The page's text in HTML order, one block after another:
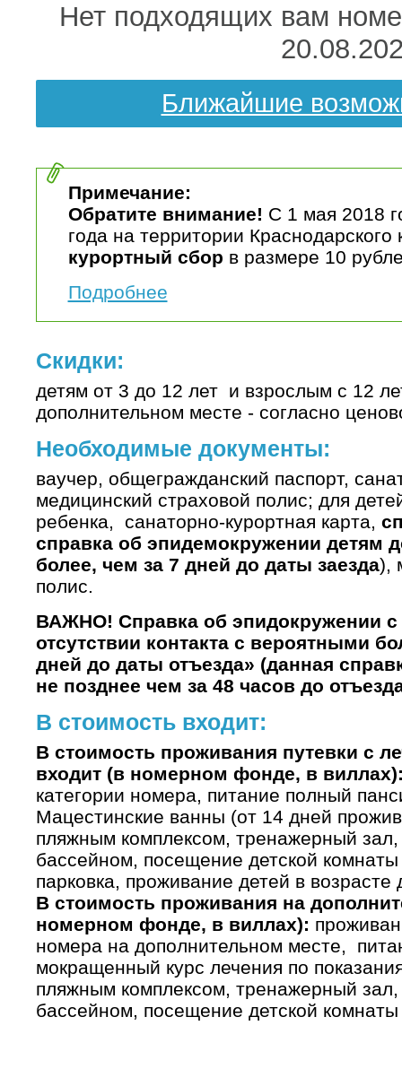
Нет подходящих вам
Ближайшие
Примечание:
Обратите внимание! С 1 мая 2018
года на территории Краснодарского
курортный сбор в размере 10
Подробнее
Скидки:
детям от 3 до 12 лет и взрослым с 12
дополнительном месте - согласно
Необходимые документы:
ваучер, общегражданский паспорт,
медицинский страховой полис; для
ребенка, санаторно-курортная карта,
справка об эпидемокружении детям
более, чем за 7 дней до даты заезда),
полис.
ВАЖНО! Справка об эпидокружении
отсутствии контакта с вероятными
дней до даты отъезда» (данная
не позднее чем за 48 часов до
В стоимость входит:
В стоимость проживания путевки с
входит (в номерном фонде, в
категории номера, питание полный
Мацестинские ванны (от 14 дней
пляжным комплексом, тренажерный
бассейном, посещение детской
парковка, проживание детей в возрасте
В стоимость проживания на
номерном фонде, в виллах):
номера на дополнительном месте,
мокращенный курс лечения по
пляжным комплексом, тренажерный
бассейном, посещение детской